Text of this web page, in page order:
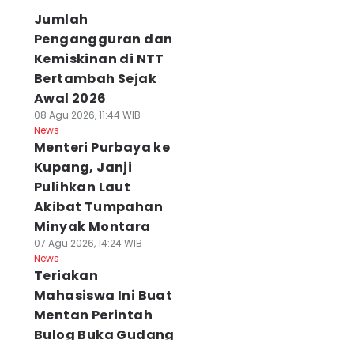
Jumlah
Pengangguran dan
Kemiskinan di NTT
Bertambah Sejak
Awal 2026
08 Agu 2026, 11:44 WIB
News
Menteri Purbaya ke
Kupang, Janji
Pulihkan Laut
Akibat Tumpahan
Minyak Montara
07 Agu 2026, 14:24 WIB
News
Teriakan
Mahasiswa Ini Buat
Mentan Perintah
Bulog Buka Gudang